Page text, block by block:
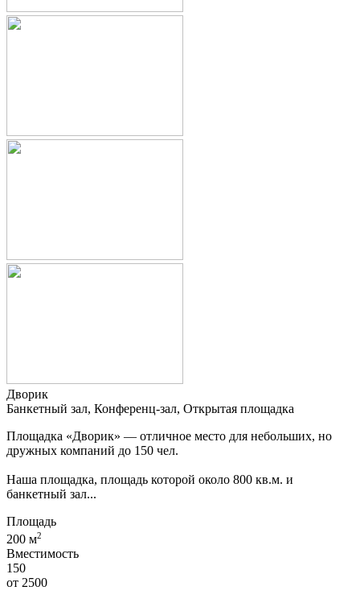
Дворик
Банкетный зал, Конференц-зал, Открытая площадка
Площадка «Дворик» — отличное место для небольших, но
дружных компаний до 150 чел.
Наша площадка, площадь которой около 800 кв.м. и
банкетный зал...
Площадь
200 м2
Вместимость
150
от 2500